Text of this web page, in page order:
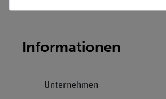
Informationen
Unternehmen